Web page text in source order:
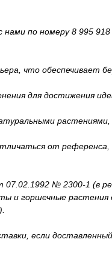
по номеру 8 995 918
что обеспечивает
для достижения
от референса,
№ 2300-1 (в
и горшечные
если